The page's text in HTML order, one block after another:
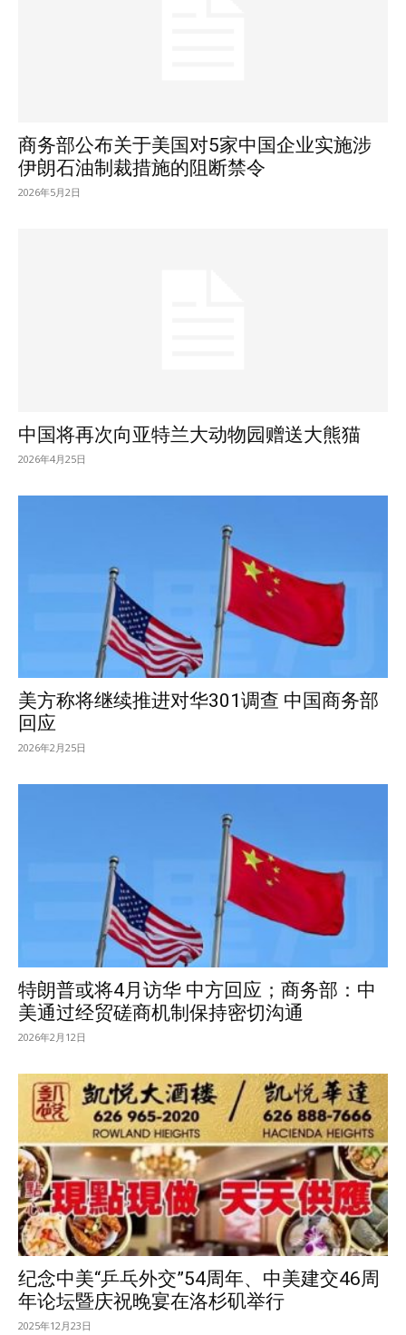
商务部公布关于美国对5家中国企业实施涉
伊朗石油制裁措施的阻断禁令
2026年5月2日
中国将再次向亚特兰大动物园赠送大熊猫
2026年4月25日
美方称将继续推进对华301调查 中国商务部
回应
2026年2月25日
特朗普或将4月访华 中方回应；商务部：中
美通过经贸磋商机制保持密切沟通
2026年2月12日
纪念中美“乒乓外交”54周年、中美建交46周
年论坛暨庆祝晚宴在洛杉矶举行
2025年12月23日